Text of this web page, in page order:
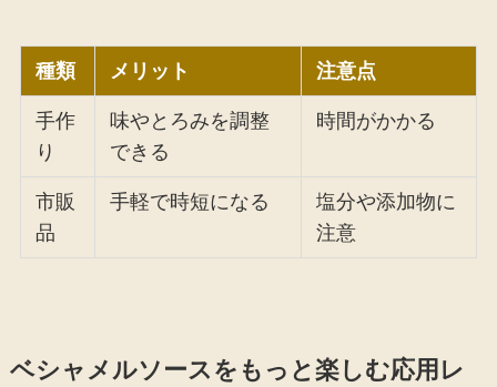
種類 メリット 注意点
手作
り
味やとろみを調整
できる
時間がかかる
市販
品
手軽で時短になる
塩分や添加物に
注意
ベシャメルソースをもっと楽しむ応用レ